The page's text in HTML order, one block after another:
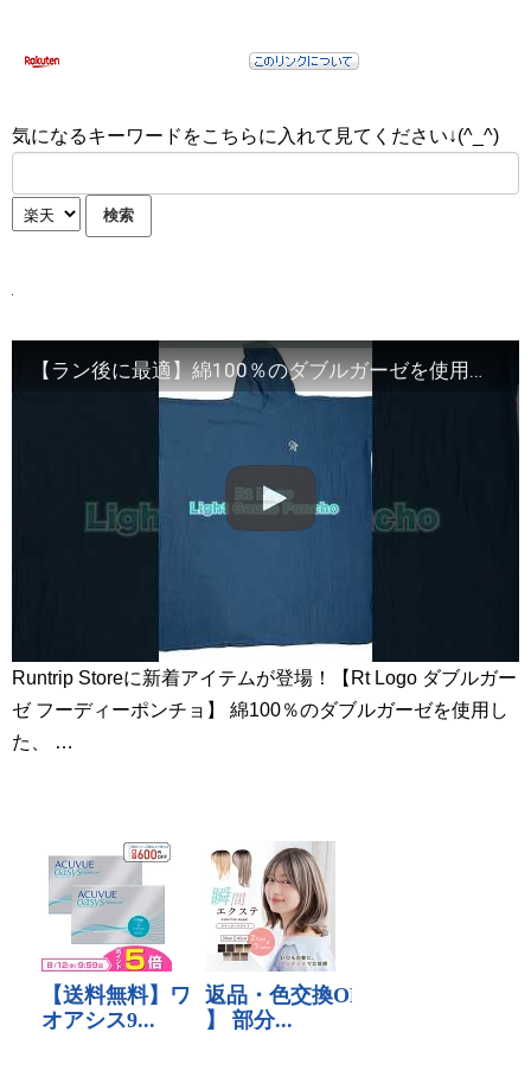
気になるキーワードをこちらに入れて見てください↓(^_^)
【ラン後に最適】綿100％のダブルガーゼを使用したポンチョが登場！「Rt Logo ダブルガーゼ フーディーポンチョ」 アウトドアやシャワー・お風呂上がりにも活躍する一枚！
Runtrip Storeに新着アイテムが登場！【Rt Logo ダブルガー
ゼ フーディーポンチョ】 綿100％のダブルガーゼを使用し
た、 …